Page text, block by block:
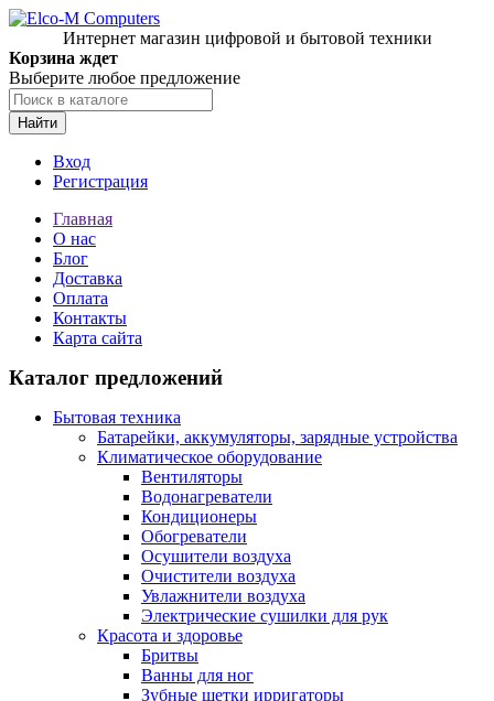
Интернет магазин цифровой и бытовой техники
Корзина ждет
Выберите любое предложение
Найти
Вход
Регистрация
Главная
О нас
Блог
Доставка
Оплата
Контакты
Карта сайта
Каталог предложений
Бытовая техника
Батарейки, аккумуляторы, зарядные устройства
Климатическое оборудование
Вентиляторы
Водонагреватели
Кондиционеры
Обогреватели
Осушители воздуха
Очистители воздуха
Увлажнители воздуха
Электрические сушилки для рук
Красота и здоровье
Бритвы
Ванны для ног
Зубные щетки ирригаторы